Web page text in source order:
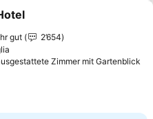
Favoriten hinzufügen
gut
2’654
Zimmer mit Gartenblick